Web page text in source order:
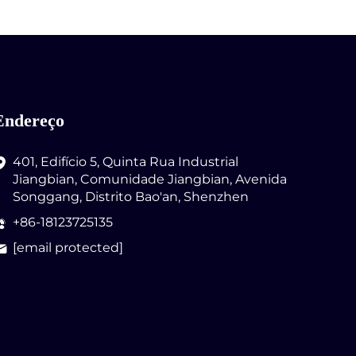
401, Edifício 5, Quinta Rua Industrial
Jiangbian, Comunidade Jiangbian, Avenida
Songgang, Distrito Bao'an, Shenzhen
+86-18123725135
[email protected]